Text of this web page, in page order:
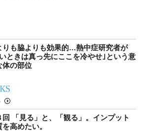
りも脇よりも効果的…熱中症研究者が
ときは真っ先にここを冷やせ｣という意
体の部位
回 「見る」と、「観る」。インプット
高めたい。